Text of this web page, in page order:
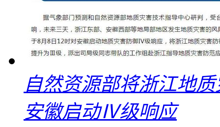
自然资源部将浙江地
安徽启动Ⅳ级响应